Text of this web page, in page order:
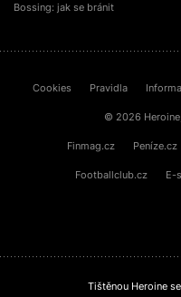
Bossing: jak se bránit
Cookies Pravidla
© 2026
Finmag.cz Peníze.cz
Footballclub.cz E-
Tištěnou Heroine